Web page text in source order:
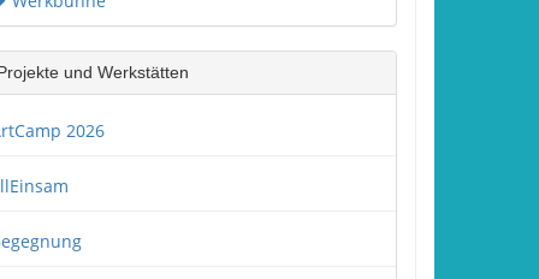
und Werkstätten
2026